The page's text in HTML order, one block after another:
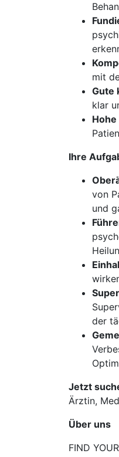
mit
Gute
klar
Ihre
von
und
der
Jetzt
Ärztin,
Über uns
FIND